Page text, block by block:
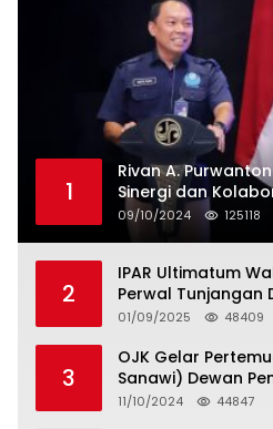
1
Rivan A.
Sinergi dan
Serikat Pekerja
09/10/2024 125118
2
IPAR Ultimatum
Perwal Tunjangan
5 Hari atau Hadapi
01/09/2025 48409
3
OJK Gelar
Sanawi) Dewan
11/10/2024 44847